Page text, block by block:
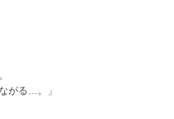
がる…。」